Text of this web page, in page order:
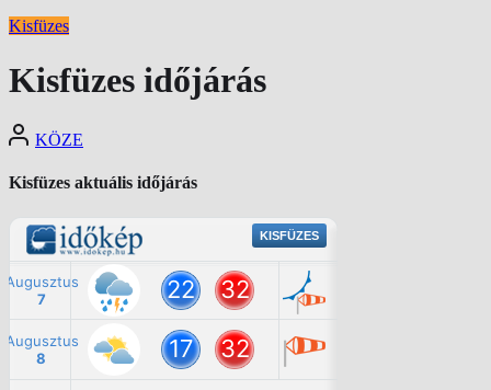
Kisfüzes
Kisfüzes időjárás
KÖZE
Kisfüzes aktuális időjárás